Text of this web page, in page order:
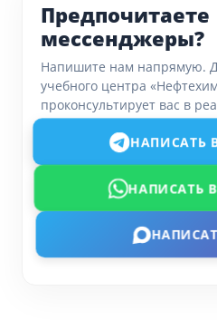
Предпочитаете
мессенджеры?
Напишите нам напрямую.
учебного центра
проконсультирует вас в
НАПИСАТЬ В
НАПИСАТЬ В